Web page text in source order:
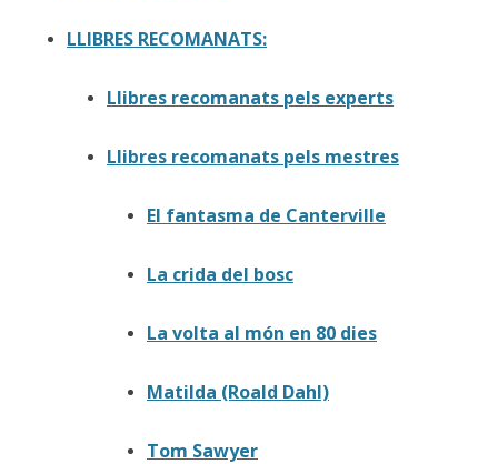
LLIBRES RECOMANATS:
Llibres recomanats pels experts
Llibres recomanats pels mestres
El fantasma de Canterville
La crida del bosc
La volta al món en 80 dies
Matilda (Roald Dahl)
Tom Sawyer